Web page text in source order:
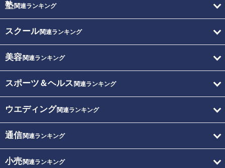
塾関連ランキング
スクール関連ランキング
美容関連ランキング
スポーツ＆ヘルス 関連ランキング
ウエディング関連ランキング
通信関連ランキング
小売関連ランキング